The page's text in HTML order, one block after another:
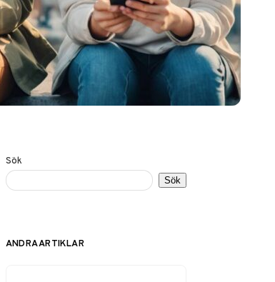
Sök
Sök
ANDRA ARTIKLAR